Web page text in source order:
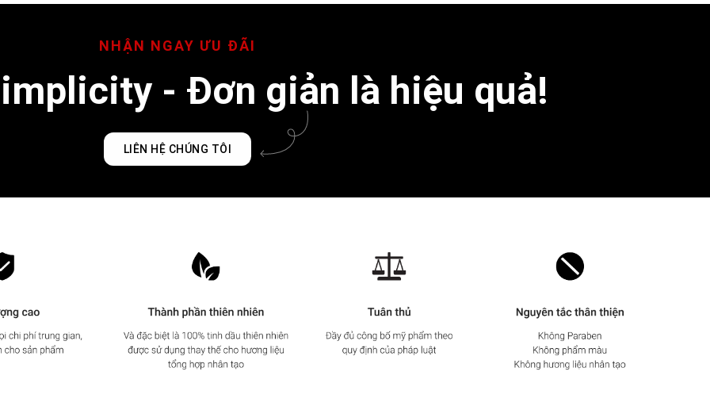
NHẬN NGAY ƯU ĐÃI
- Đơn giản là hiệu quả!
LIÊN HỆ CHÚNG TÔI